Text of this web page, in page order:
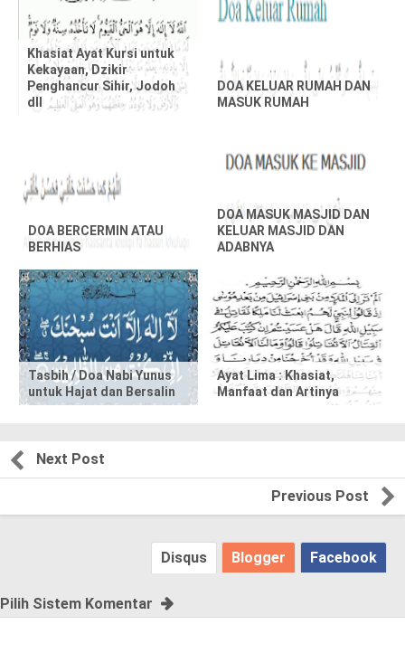
e
h
p
o
s
t
,
p
e
!
Khasiat Ayat Kursi untuk
Kekayaan, Dzikir
Penghancur Sihir, Jodoh
dll
DOA KELUAR RUMAH DAN
MASUK RUMAH
DOA BERCERMIN ATAU
BERHIAS
DOA MASUK MASJID DAN
KELUAR MASJID DAN
ADABNYA
Tasbih / Doa Nabi Yunus
untuk Hajat dan Bersalin
Ayat Lima : Khasiat,
Manfaat dan Artinya
Next Post
Previous Post
Facebook
Blogger
Disqus
Pilih Sistem Komentar